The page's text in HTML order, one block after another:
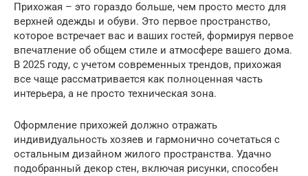
Прихожая – это гораздо больше, чем просто место для
верхней одежды и обуви. Это первое пространство,
которое встречает вас и ваших гостей, формируя первое
впечатление об общем стиле и атмосфере вашего дома.
В 2025 году, с учетом современных трендов, прихожая
все чаще рассматривается как полноценная часть
интерьера, а не просто техническая зона.
Оформление прихожей должно отражать
индивидуальность хозяев и гармонично сочетаться с
остальным дизайном жилого пространства. Удачно
подобранный декор стен, включая рисунки, способен